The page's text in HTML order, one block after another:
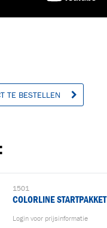
TE BESTELLEN
1501
COLORLINE STARTPAKKET
Login voor prijsinformatie